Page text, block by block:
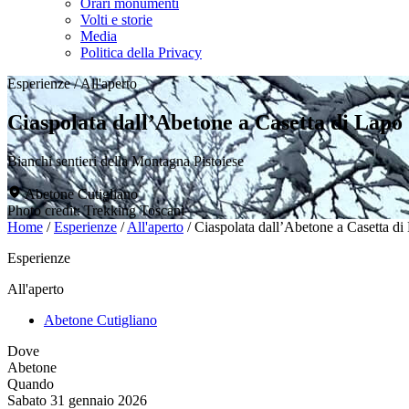
Orari monumenti
Volti e storie
Media
Politica della Privacy
Esperienze /All'aperto
Ciaspolata dall’Abetone a Casetta di Lapo
Bianchi sentieri della Montagna Pistoiese
Abetone Cutigliano
Photo credit: Trekking Toscani
Home /Esperienze /All'aperto /Ciaspolata dall’Abetone a Casetta di
Esperienze
All'aperto
Abetone Cutigliano
Dove
Abetone
Quando
Sabato 31 gennaio 2026